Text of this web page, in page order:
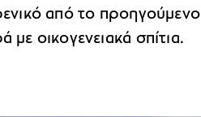
από το προηγούμενο
οικογενειακά σπίτια.